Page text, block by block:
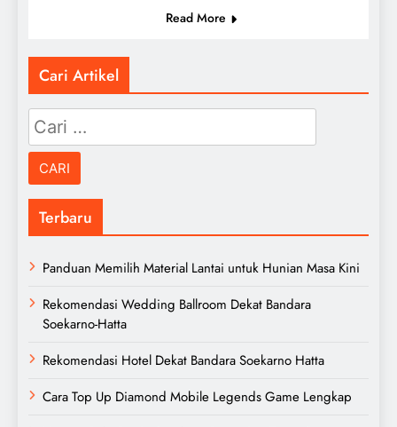
Read More
Cari Artikel
Cari
untuk:
Terbaru
Panduan Memilih Material Lantai untuk Hunian Masa Kini
Rekomendasi Wedding Ballroom Dekat Bandara
Soekarno-Hatta
Rekomendasi Hotel Dekat Bandara Soekarno Hatta
Cara Top Up Diamond Mobile Legends Game Lengkap